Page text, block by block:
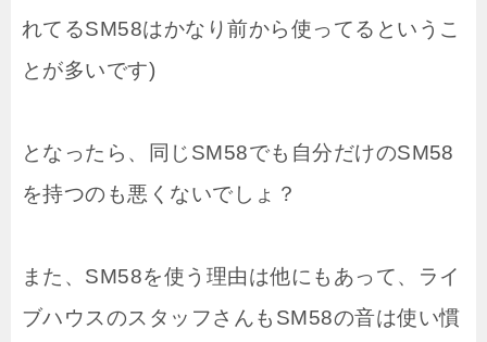
れてるSM58はかなり前から使ってるというこ
とが多いです)
となったら、同じSM58でも自分だけのSM58
を持つのも悪くないでしょ？
また、SM58を使う理由は他にもあって、ライ
ブハウスのスタッフさんもSM58の音は使い慣